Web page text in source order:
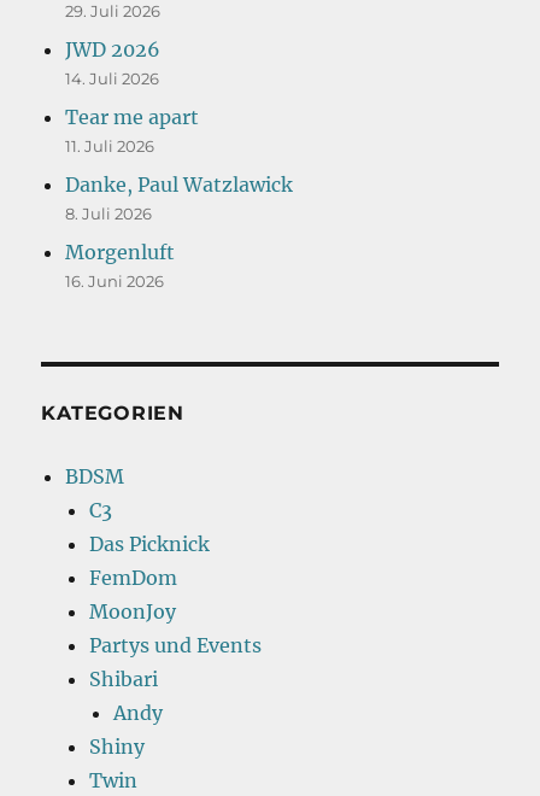
29. Juli 2026
JWD 2026
14. Juli 2026
Tear me apart
11. Juli 2026
Danke, Paul Watzlawick
8. Juli 2026
Morgenluft
16. Juni 2026
KATEGORIEN
BDSM
C3
Das Picknick
FemDom
MoonJoy
Partys und Events
Shibari
Andy
Shiny
Twin